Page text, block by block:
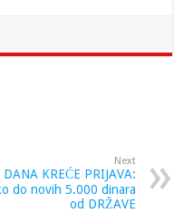
Next
KREĆE PRIJAVA:
do novih 5.000 dinara
od DRŽAVE